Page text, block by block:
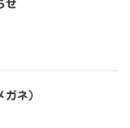
せ
ネ）